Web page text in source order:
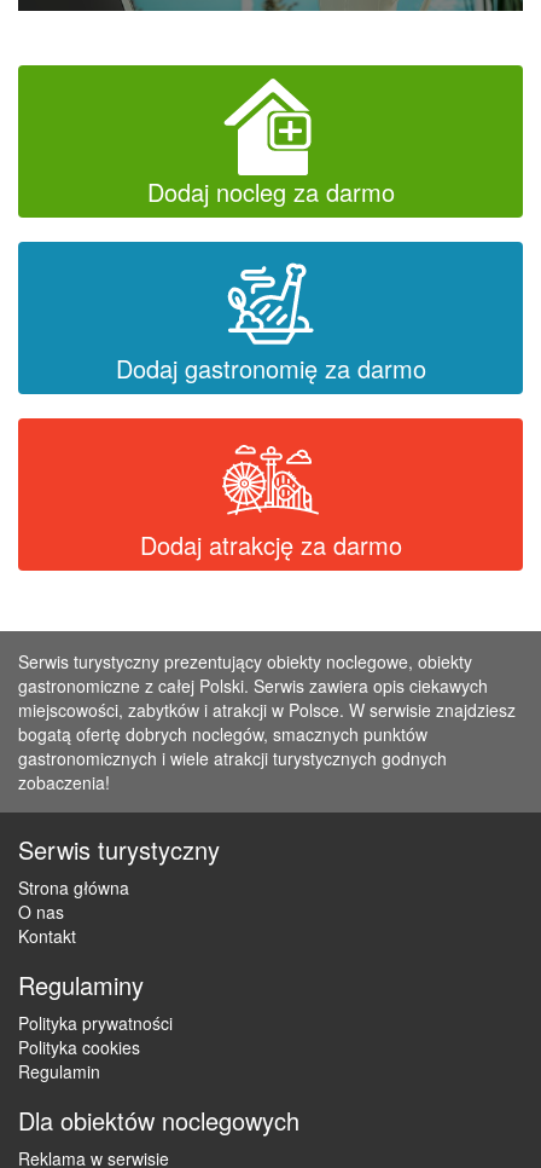
Dodaj nocleg za darmo
Dodaj gastronomię za darmo
Dodaj atrakcję za darmo
Serwis turystyczny prezentujący obiekty noclegowe, obiekty
gastronomiczne z całej Polski. Serwis zawiera opis ciekawych
miejscowości, zabytków i atrakcji w Polsce. W serwisie znajdziesz
bogatą ofertę dobrych noclegów, smacznych punktów
gastronomicznych i wiele atrakcji turystycznych godnych
zobaczenia!
Serwis turystyczny
Strona główna
O nas
Kontakt
Regulaminy
Polityka prywatności
Polityka cookies
Regulamin
Dla obiektów noclegowych
Reklama w serwisie